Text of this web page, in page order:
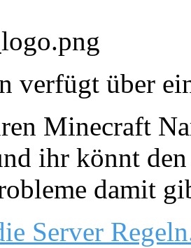
verfügt über
Minecraft
ihr könnt
damit
Server